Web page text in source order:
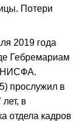
Потери
2019 года
Гебремариам
прослужил в
в
отдела кадров